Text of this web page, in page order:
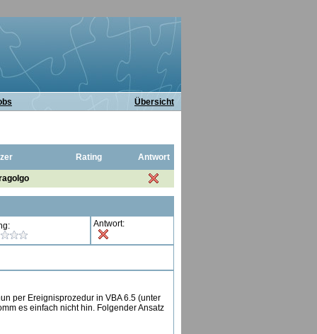
Übersicht
Rating Antwort
Antwort:
per Ereignisprozedur in VBA 6.5 (unter
es einfach nicht hin. Folgender Ansatz